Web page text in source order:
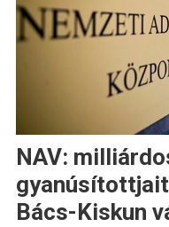
NAV:
Bács-Kiskun